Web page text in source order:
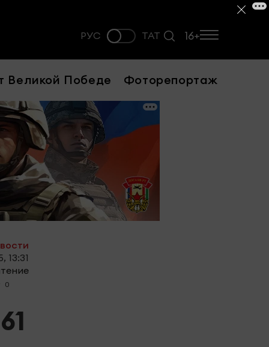
РУС ТАТ 16+
Великой Победе Фоторепортаж
13:31
0